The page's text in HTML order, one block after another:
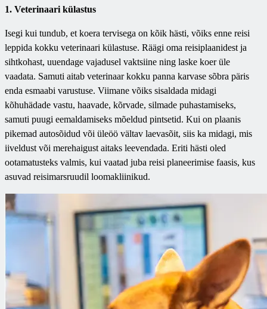
1. Veterinaari külastus
Isegi kui tundub, et koera tervisega on kõik hästi, võiks enne reisi
leppida kokku veterinaari külastuse. Räägi oma reisiplaanidest ja
sihtkohast, uuendage vajadusel vaktsiine ning laske koer üle
vaadata. Samuti aitab veterinaar kokku panna karvase sõbra päris
enda esmaabi varustuse. Viimane võiks sisaldada midagi
kõhuhädade vastu, haavade, kõrvade, silmade puhastamiseks,
samuti puugi eemaldamiseks mõeldud pintsetid. Kui on plaanis
pikemad autosõidud või üleöö vältav laevasõit, siis ka midagi, mis
iiveldust või merehaigust aitaks leevendada. Eriti hästi oled
ootamatusteks valmis, kui vaatad juba reisi planeerimise faasis, kus
asuvad reisimarsruudil loomakliinikud.